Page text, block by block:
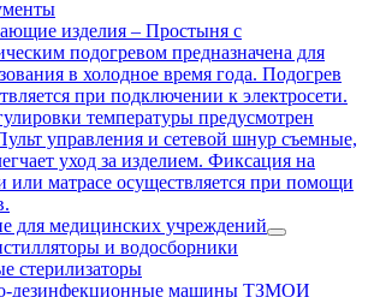
изделия – Простыня с
подогревом предназначена для
в холодное время года. Подогрев
при подключении к электросети.
температуры предусмотрен
управления и сетевой шнур съемные,
уход за изделием. Фиксация на
или матрасе осуществляется при помощи
для медицинских учреждений
и водосборники
стерилизаторы
дезинфекционные машины ТЗМОИ